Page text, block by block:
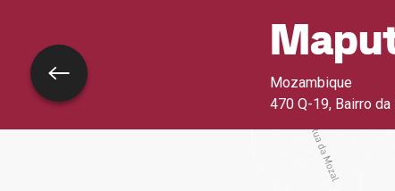
Mozambique
470 Q-19, Bairro da
Tillbaka